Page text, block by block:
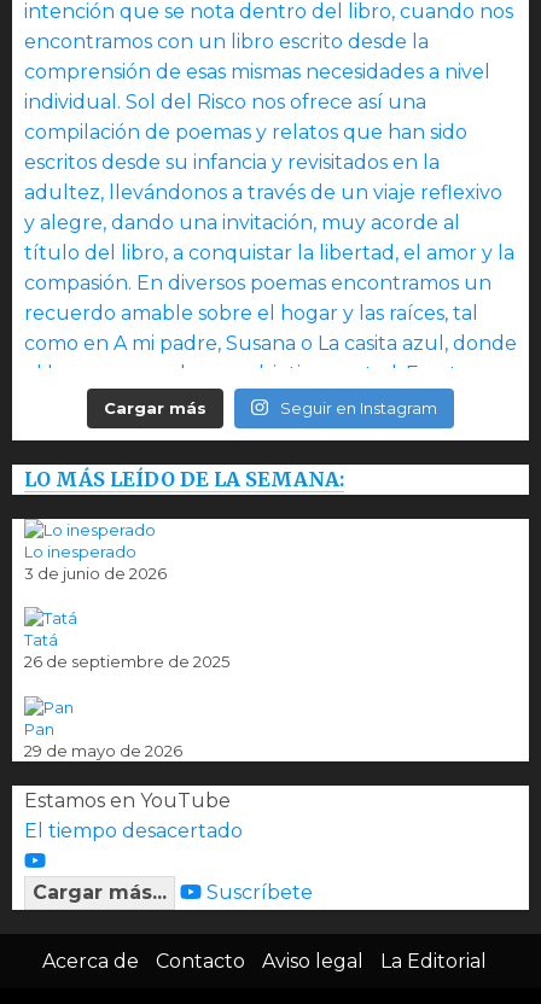
Cargar más Seguir en Instagram
LO MÁS LEÍDO DE LA SEMANA:
Lo inesperado
3 de junio de 2026
Tatá
26 de septiembre de 2025
Pan
29 de mayo de 2026
Estamos en YouTube
El tiempo desacertado
Cargar más... Suscríbete
Acerca de Contacto Aviso legal La Editorial